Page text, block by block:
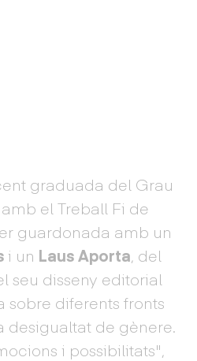
graduada del Grau
el Treball Fi de
guardonada amb un
i un Laus Aporta, del
seu disseny editorial
sobre diferents fronts
desigualtat de gènere.
i possibilitats",